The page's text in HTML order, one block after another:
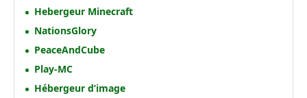
Hebergeur Minecraft
NationsGlory
PeaceAndCube
Play-MC
Hébergeur d’image